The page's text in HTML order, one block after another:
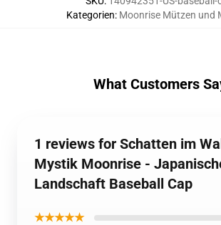
Kategorien: Moonrise Mützen und
What Customers
1 reviews for Schatten im
Mystik Moonrise -
Landschaft Baseball Cap
★★★★★